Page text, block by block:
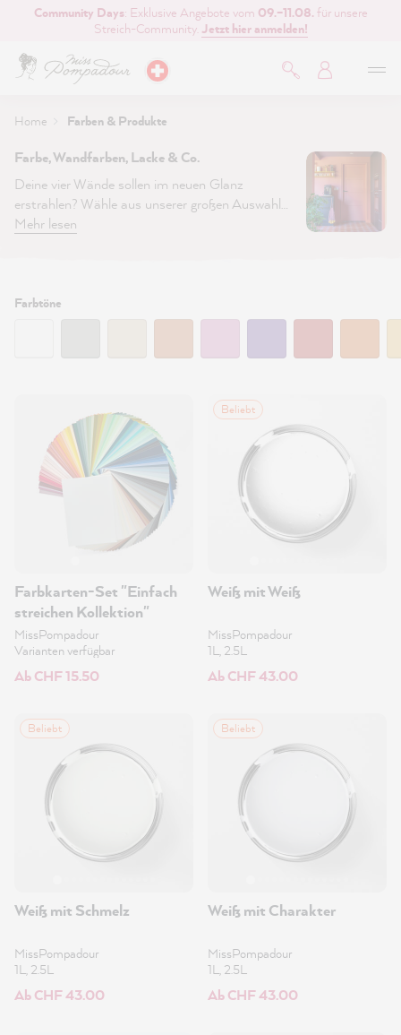
springen
Community Days: Exklusive Angebote vom 09.–11.08. für unsere
Streich-Community. Jetzt hier anmelden!
Home Farben & Produkte
Farbe, Wandfarben, Lacke & Co.
Deine vier Wände sollen im neuen Glanz
erstrahlen? Wähle aus unserer großen Auswahl
nachhaltiger Wandarben und Lacken. Bestelle
Mehr lesen
Farbtöne
Farbkarten-Set "Einfach
streichen Kollektion"
MissPompadour
Varianten verfügbar
Ab CHF 15.50
Beliebt
Weiß mit Weiß
MissPompadour
1L, 2.5L
Ab CHF 43.00
Beliebt
Weiß mit Schmelz
MissPompadour
1L, 2.5L
Ab CHF 43.00
Beliebt
Weiß mit Charakter
MissPompadour
1L, 2.5L
Ab CHF 43.00